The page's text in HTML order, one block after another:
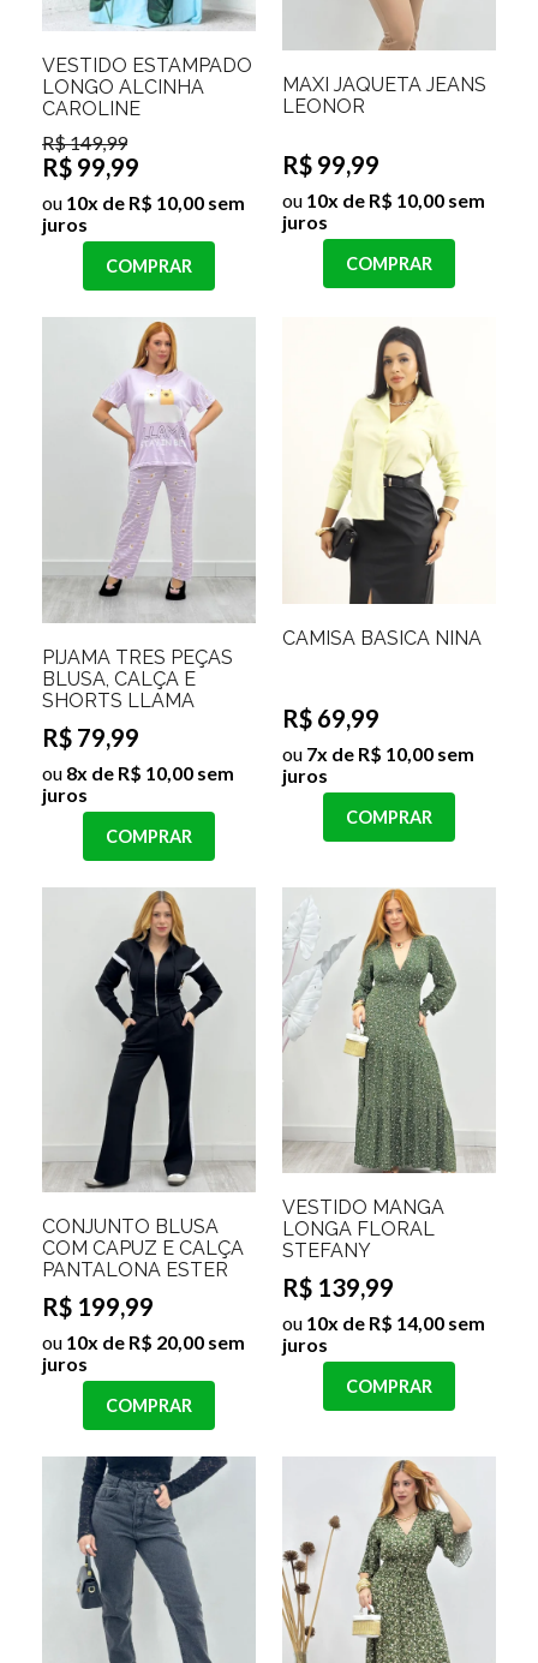
VESTIDO ESTAMPADO
LONGO ALCINHA
CAROLINE
R$ 149,99
R$ 99,99
ou 10x de R$ 10,00 sem
juros
COMPRAR
MAXI JAQUETA JEANS
LEONOR
R$ 99,99
ou 10x de R$ 10,00 sem
juros
COMPRAR
PIJAMA TRES PEÇAS
BLUSA, CALÇA E
SHORTS LLAMA
R$ 79,99
ou 8x de R$ 10,00 sem
juros
COMPRAR
CAMISA BASICA NINA
R$ 69,99
ou 7x de R$ 10,00 sem
juros
COMPRAR
CONJUNTO BLUSA
COM CAPUZ E CALÇA
PANTALONA ESTER
R$ 199,99
ou 10x de R$ 20,00 sem
juros
COMPRAR
VESTIDO MANGA
LONGA FLORAL
STEFANY
R$ 139,99
ou 10x de R$ 14,00 sem
juros
COMPRAR